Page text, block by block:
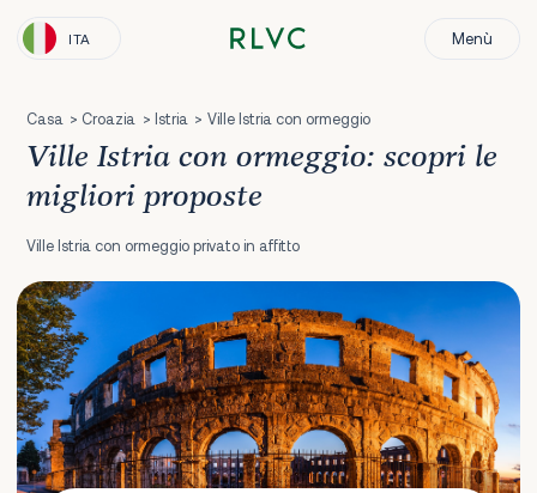
ITA Menù
Casa Croazia Istria Ville Istria con ormeggio
Ville Istria con ormeggio: scopri le
migliori proposte
Ville Istria con ormeggio privato in affitto